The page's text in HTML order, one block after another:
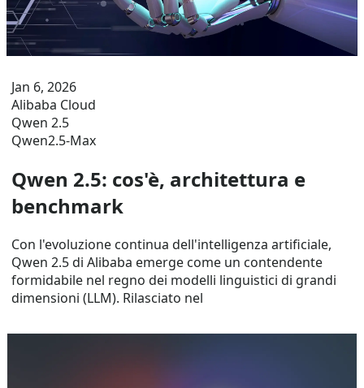
Jan 6, 2026
Alibaba Cloud
Qwen 2.5
Qwen2.5-Max
Qwen 2.5: cos'è, architettura e
benchmark
Con l'evoluzione continua dell'intelligenza artificiale,
Qwen 2.5 di Alibaba emerge come un contendente
formidabile nel regno dei modelli linguistici di grandi
dimensioni (LLM). Rilasciato nel